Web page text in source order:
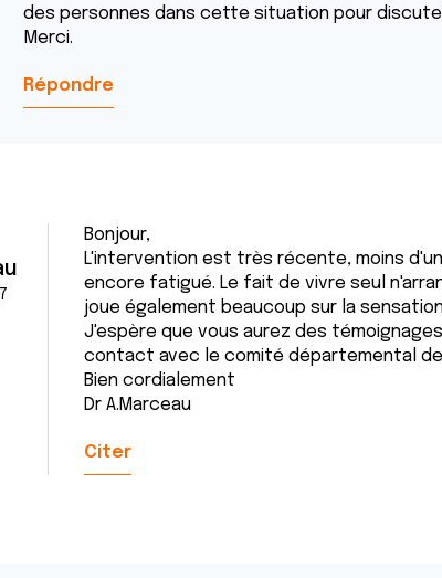
des personnes dans cette situation pour
Merci.
Répondre
Bonjour,
L'intervention est très récente, moins
encore fatigué. Le fait de vivre seul
joue également beaucoup sur la
J'espère que vous aurez des
contact avec le comité départemental de
Bien cordialement
Dr A.Marceau
Citer